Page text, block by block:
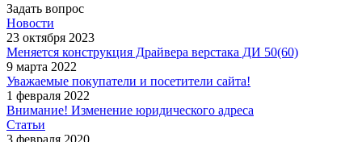
Задать вопрос
Новости
23 октября 2023
Меняется конструкция Драйвера верстака ДИ 50(60)
9 марта 2022
Уважаемые покупатели и посетители сайта!
1 февраля 2022
Внимание! Изменение юридического адреса
Статьи
3 февраля 2020